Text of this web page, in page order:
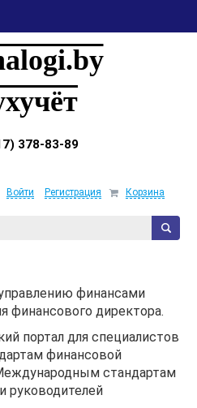
378-83-89
Войти Регистрация Корзина
финансами
финансового директора.
портал для специалистов
финансовой
стандартам
руководителей